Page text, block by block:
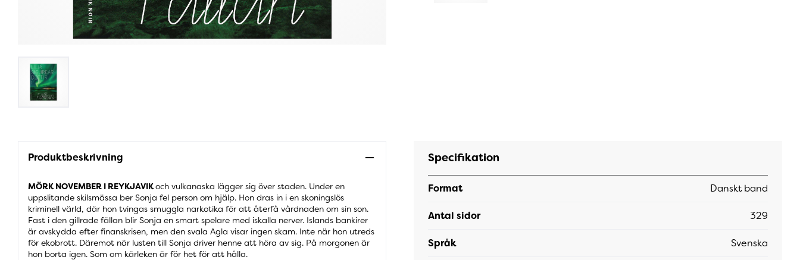
Produktbeskrivning
MÖRK NOVEMBER I REYKJAVIKoch vulkanaska lägger sig över staden. Under en
uppslitande skilsmässa ber Sonja fel person om hjälp. Hon dras in i en skoningslös
kriminell värld, där hon tvingas smuggla narkotika för att återfå vårdnaden om sin son.
Fast i den gillrade fällan blir Sonja en smart spelare med iskalla nerver. Islands bankirer
är avskydda efter finanskrisen, men den svala Agla visar ingen skam. Inte när hon utreds
för ekobrott. Däremot när lusten till Sonja driver henne att höra av sig. På morgonen är
hon borta igen. Som om kärleken är för het för att hålla.
Specifikation
Format Danskt band
Antal sidor 329
Språk Svenska